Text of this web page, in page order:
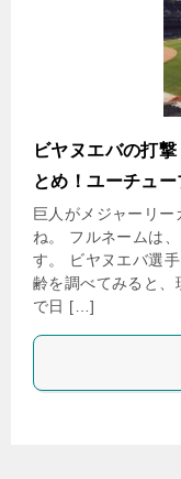
ビヤヌエバの打
とめ！ユーチュ
巨人がメジャーリー
ね。 フルネームは
す。 ビヤヌエバ選
齢を調べてみると
で日 […]